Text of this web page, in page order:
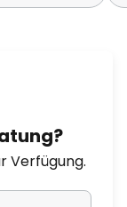
Verfügung.